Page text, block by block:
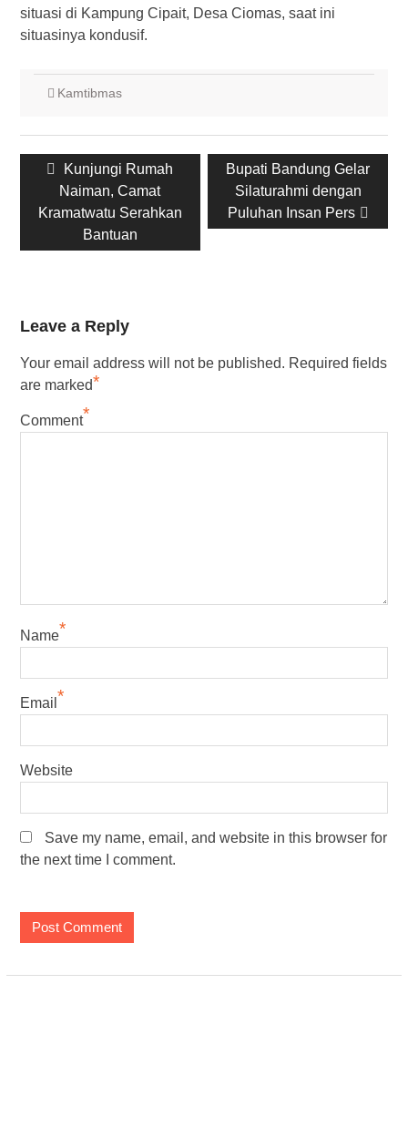
situasi di Kampung Cipait, Desa Ciomas, saat ini
situasinya kondusif.
Kamtibmas
navigation
Previous
post:
Kunjungi Rumah
Naiman, Camat
Kramatwatu Serahkan
Bantuan
Next
post:
Bupati Bandung Gelar
Silaturahmi dengan
Puluhan Insan Pers
Leave a Reply
Your email address will not be published. Required fields
are marked*
Comment*
Name*
Email *
Website
Save my name, email, and website in this browser for
the next time I comment.